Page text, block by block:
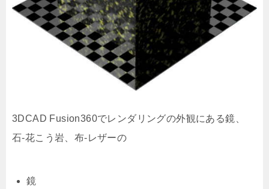
3DCAD Fusion360でレンダリングの外観にある鏡、
石-花こう岩、布-レザーの
鏡